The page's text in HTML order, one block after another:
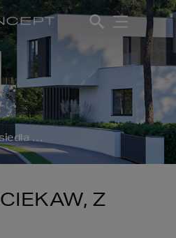
Osiedla deweloperskie
Z